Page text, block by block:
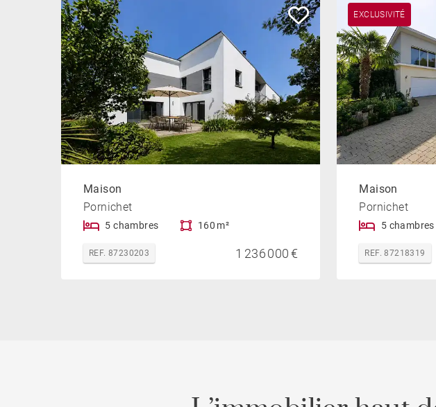
Maison
Pornichet
5 chambres 160 m²
REF. 87230203 1 236 000 €
EXCLUSIVITÉ
Maison
Pornichet
5 chambres
REF. 87218319